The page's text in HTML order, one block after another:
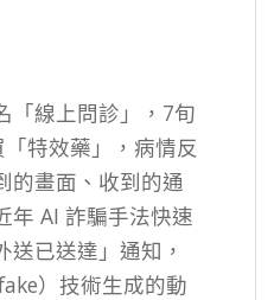
「線上問診」，7旬
特效藥」，病情反
的畫面、收到的通
年 AI 詐騙手法快速
已送達」通知，
）技術生成的動